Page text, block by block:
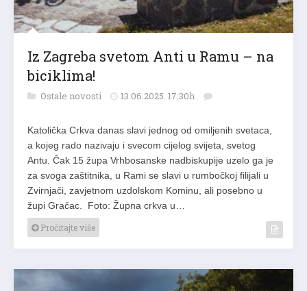
Iz Zagreba svetom Anti u Ramu – na
biciklima!
Ostale novosti 13.06.2025. 17:30h
Katolička Crkva danas slavi jednog od omiljenih svetaca,
a kojeg rado nazivaju i svecom cijelog svijeta, svetog
Antu. Čak 15 župa Vrhbosanske nadbiskupije uzelo ga je
za svoga zaštitnika, u Rami se slavi u rumbočkoj filijali u
Zvirnjači, zavjetnom uzdolskom Kominu, ali posebno u
župi Gračac. Foto: Župna crkva u…
Pročitajte više